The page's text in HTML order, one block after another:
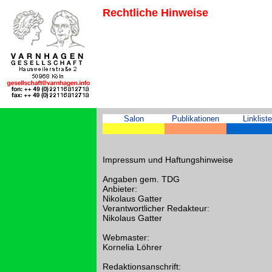
Rechtliche Hinweise
Salon Publikationen Linkliste
Impressum und Haftungshinweise
Angaben gem. TDG
Anbieter:
Nikolaus Gatter
Verantwortlicher Redakteur:
Nikolaus Gatter
Webmaster:
Kornelia Löhrer
Redaktionsanschrift: